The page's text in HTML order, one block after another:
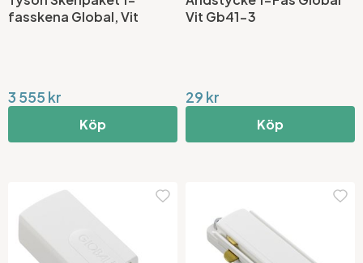
fasskena Global, Vit
3 555 kr
Köp
Vit Gb41-3
29 kr
Köp